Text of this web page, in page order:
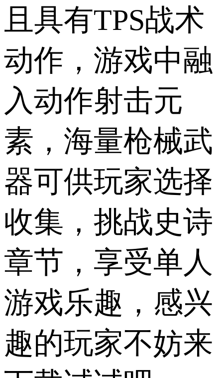
且具有TPS战术
动作，游戏中融
入动作射击元
素，海量枪械武
器可供玩家选择
收集，挑战史诗
章节，享受单人
游戏乐趣，感兴
趣的玩家不妨来